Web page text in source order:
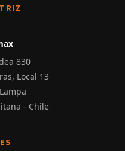
830
Local 13
- Chile